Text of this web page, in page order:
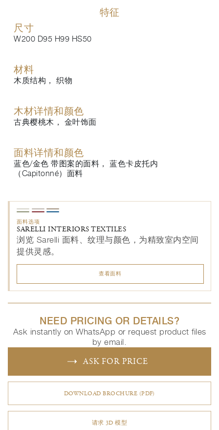
特征
尺寸
W200 D95 H99 HS50
材料
木质结构， 织物
木材详情和颜色
古典樱桃木， 金叶饰面
面料详情和颜色
蓝色/金色 带图案的面料， 蓝色卡皮托内
（Capitonné）面料
面料选项
SARELLI INTERIORS TEXTILES
浏览 Sarelli 面料、纹理与颜色，为精致室内空间
提供灵感。
查看面料
NEED PRICING OR DETAILS?
Ask instantly on WhatsApp or request product files
by email.
ASK FOR PRICE
DOWNLOAD BROCHURE (PDF)
请求 3D 模型